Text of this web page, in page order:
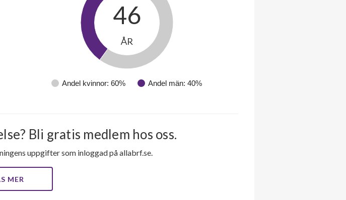
Andel kvinnor: 60% Andel män: 40%
46
ÅR
Bli gratis medlem hos oss.
uppgifter som inloggad på allabrf.se.
MER